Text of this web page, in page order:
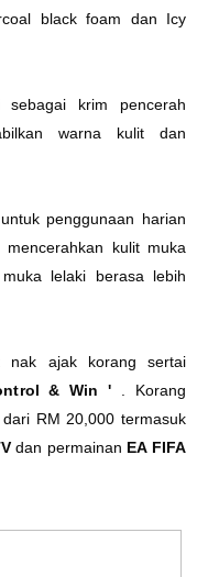
black foam dan Icy
krim pencerah
warna kulit dan
penggunaan harian
kulit muka
lelaki berasa lebih
nak ajak korang sertai
& Win '
. Korang
RM 20,000 termasuk
dan permainan EA FIFA